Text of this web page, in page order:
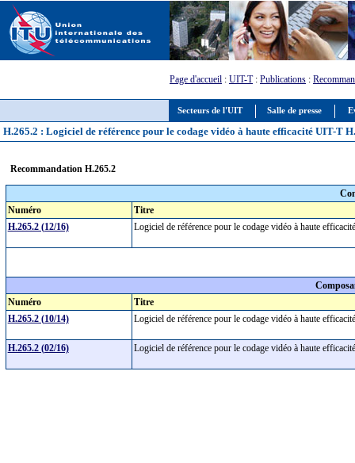
Secteurs de l'UIT Salle de presse
Page d'accueil : UIT-T: Publications :
H.265.2 : Logiciel de référence pour le codage vidéo à haute efficacité UIT-T
Recommandation H.265.2
Numéro
Titre
H.265.2 (12/16)
Logiciel de référence pour le codage vidéo à haute
Numéro
Titre
H.265.2 (10/14)
Logiciel de référence pour le codage vidéo à haute
H.265.2 (02/16) Logiciel de référence pour le codage vidéo à haute